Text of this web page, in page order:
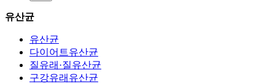
유산균
유산균
다이어트유산균
질유래·질유산균
구강유래유산균